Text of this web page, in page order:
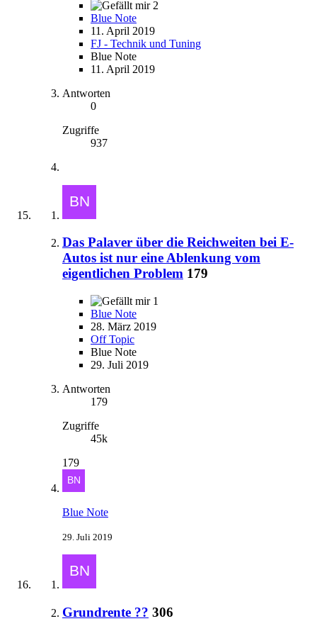
2
Blue Note
11. April 2019
FJ - Technik und Tuning
Blue Note
11. April 2019
Antworten
0
Zugriffe
937
Das Palaver über die Reichweiten bei E-
Autos ist nur eine Ablenkung vom
eigentlichen Problem 179
1
Blue Note
28. März 2019
Off Topic
Blue Note
29. Juli 2019
Antworten
179
Zugriffe
45k
179
Blue Note
29. Juli 2019
Grundrente ?? 306